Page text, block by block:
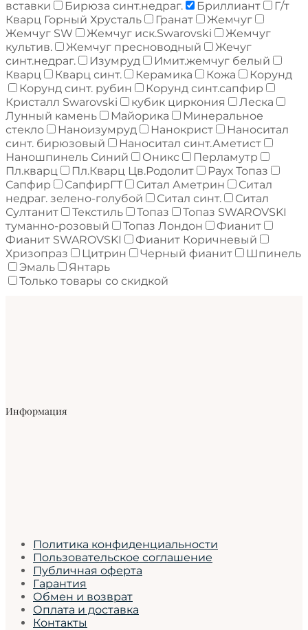
вставки Бирюза синт.недраг. Бриллиант
Г/т
Кварц Горный Хрусталь
Гранат
Жемчуг
Жемчуг SW
Жемчуг иск.Swarovski
Жемчуг
культив.
Жемчуг пресноводный
Жечуг
синт.недраг.
Изумруд
Имит.жемчуг белый
Кварц
Кварц синт. Керамика Кожа
Корунд
Корунд синт. рубин
Корунд синт.сапфир
Кристалл Swarovski
кубик циркония
Леска
Лунный камень
Майорика
Минеральное
стекло
Наноизумруд Нанокрист
Наноситал
синт. бирюзовый
Наноситал синт.Аметист
Наношпинель Синий
Оникс
Перламутр
Пл.кварц
Пл.Кварц Цв.Родолит
Раух Топаз
Сапфир
СапфирГТ Ситал Аметрин
Ситал
недраг. зелено-голубой
Ситал синт.
Ситал
Султанит
Текстиль Топаз
Топаз SWAROVSKI
туманно-розовый
Топаз Лондон
Фианит
Фианит SWAROVSKI
Фианит Коричневый
Хризопраз
Цитрин Черный фианит
Шпинель
Эмаль
Янтарь
Только товары со скидкой
Информация
Политика конфиденциальности
Пользовательское соглашение
Публичная оферта
Гарантия
Обмен и возврат
Оплата и доставка
Контакты